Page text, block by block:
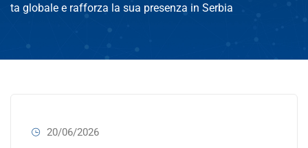
ta globale e rafforza la sua presenza in Serbia
20/06/2026